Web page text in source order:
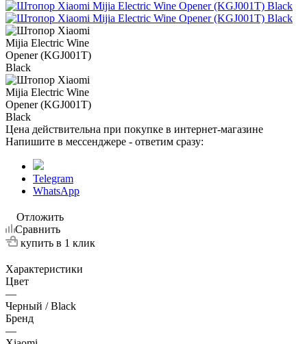
Цена действительна при покупке в интернет-магазине
Напишите в мессенджере - ответим сразу:
Telegram
WhatsApp
Отложить
Сравнить
купить в 1 клик
Характеристики
Цвет
—
Черный / Black
Бренд
—